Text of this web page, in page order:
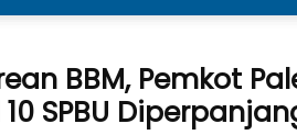
BBM, Pemkot
SPBU